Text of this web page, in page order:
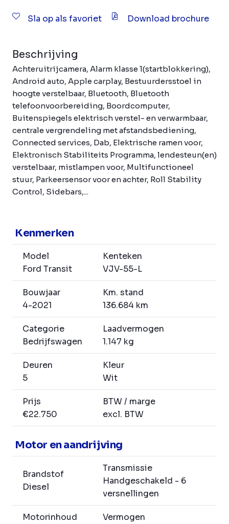
Sla op als favoriet Download brochure
Beschrijving
Achteruitrijcamera, Alarm klasse 1(startblokkering),
Android auto, Apple carplay, Bestuurdersstoel in
hoogte verstelbaar, Bluetooth, Bluetooth
telefoonvoorbereiding, Boordcomputer,
Buitenspiegels elektrisch verstel- en verwarmbaar,
centrale vergrendeling met afstandsbediening,
Connected services, Dab, Elektrische ramen voor,
Elektronisch Stabiliteits Programma, lendesteun(en)
verstelbaar, mistlampen voor, Multifunctioneel
stuur, Parkeersensor voor en achter, Roll Stability
Control, Sidebars,...
Kenmerken
Model
Ford Transit
Kenteken
VJV-55-L
Bouwjaar
4-2021
Km. stand
136.684 km
Categorie
Bedrijfswagen
Laadvermogen
1.147 kg
Deuren
5
Kleur
Wit
Prijs
€22.750
BTW / marge
excl. BTW
Motor en aandrijving
Brandstof
Diesel
Transmissie
Handgeschakeld - 6
versnellingen
Motorinhoud
Vermogen